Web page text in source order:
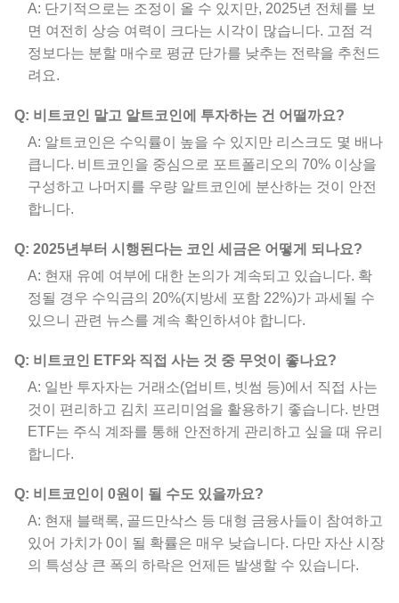
A: 단기적으로는 조정이 올 수 있지만, 2025년 전체를 보
면 여전히 상승 여력이 크다는 시각이 많습니다. 고점 걱
정보다는 분할 매수로 평균 단가를 낮추는 전략을 추천드
려요.
Q: 비트코인 말고 알트코인에 투자하는 건 어떨까요?
A: 알트코인은 수익률이 높을 수 있지만 리스크도 몇 배나
큽니다. 비트코인을 중심으로 포트폴리오의 70% 이상을
구성하고 나머지를 우량 알트코인에 분산하는 것이 안전
합니다.
Q: 2025년부터 시행된다는 코인 세금은 어떻게 되나요?
A: 현재 유예 여부에 대한 논의가 계속되고 있습니다. 확
정될 경우 수익금의 20%(지방세 포함 22%)가 과세될 수
있으니 관련 뉴스를 계속 확인하셔야 합니다.
Q: 비트코인 ETF와 직접 사는 것 중 무엇이 좋나요?
A: 일반 투자자는 거래소(업비트, 빗썸 등)에서 직접 사는
것이 편리하고 김치 프리미엄을 활용하기 좋습니다. 반면
ETF는 주식 계좌를 통해 안전하게 관리하고 싶을 때 유리
합니다.
Q: 비트코인이 0원이 될 수도 있을까요?
A: 현재 블랙록, 골드만삭스 등 대형 금융사들이 참여하고
있어 가치가 0이 될 확률은 매우 낮습니다. 다만 자산 시장
의 특성상 큰 폭의 하락은 언제든 발생할 수 있습니다.